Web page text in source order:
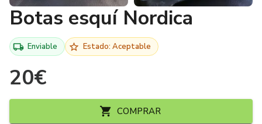
Botas esquí Nordica
Enviable Estado: Aceptable
20€
COMPRAR